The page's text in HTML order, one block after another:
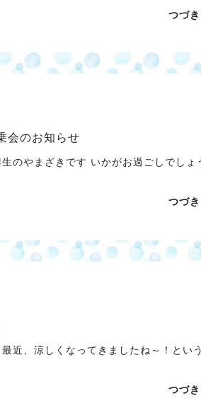
つづ
会のお知らせ
のやまざきです いかがお過ごしでしょ
つづ
近、涼しくなってきましたね～！とい
つづ